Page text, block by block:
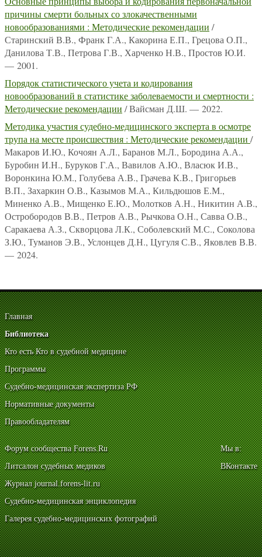
причины смерти больных со злокачественными
новообразованиями : Методические рекомендации /
Старинский В.В., Франк Г.А., Какорина Е.П., Грецова О.П.,
Данилова Т.В., Петрова Г.В., Харченко Н.В., Простов Ю.И.
— 2001.
Порядок статистического учета и кодирования
новообразований в статистике заболеваемости и смертности :
Методические рекомендации / Вайсман Д.Ш. — 2022.
Методика участия судебно-медицинского эксперта в осмотре
трупа на месте происшествия : Методические рекомендации /
Макаров И.Ю., Кочоян А.Л., Баранов М.Л., Бородина А.А.,
Буробин И.Н., Буруков Г.А., Вавилов А.Ю., Власюк И.В.,
Воронкина Ю.М., Голубева А.В., Грачева К.В., Григорьев
В.П., Захаркин О.В., Казымов М.А., Кильдюшов Е.М.,
Миненко А.В., Мищенко Е.Ю., Молотков А.Н., Никитин А.В.,
Остробородов В.В., Петров А.В., Рычкова О.Н., Савва О.В.,
Саракаева А.З., Скворцова Л.К., Соболевский М.С., Соколова
З.Ю., Туманов Э.В., Услонцев Д.Н., Цугуля С.В., Яковлев В.В.
— 2024.
Главная
Библиотека
Кто есть Кто в судебной медицине
Программы
Судебно-медицинская экспертиза РФ
Нормативные документы
Правообладателям
Форум сообщества Forens.Ru
Литсалон судебных медиков
Журнал journal.forens-lit.ru
Судебно-медицинская энциклопедия
Галерея судебно-медицинских фотографий
Мы в:
ВКонтакте